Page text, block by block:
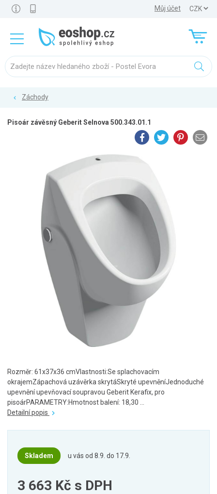
Můj účet
Záchody
Pisoár závěsný Geberit Selnova 500.343.01.1
Rozměr: 61x37x36 cmVlastnosti:Se splachovacím
okrajemZápachová uzávěrka skrytáSkryté upevněníJednoduché
upevnění upevňovací soupravou Geberit Kerafix, pro
pisoárPARAMETRY:Hmotnost balení: 18,30 ...
Detailní popis
Skladem u vás od 8.9. do 17.9.
3 663 Kč s DPH